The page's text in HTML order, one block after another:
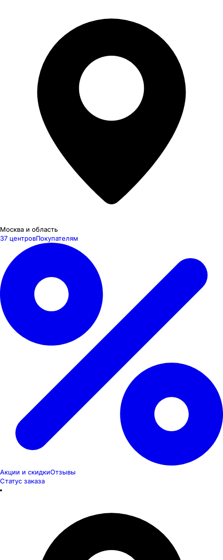
Москва и область
37 центровПокупателям
Акции и скидкиОтзывы
Статус заказа